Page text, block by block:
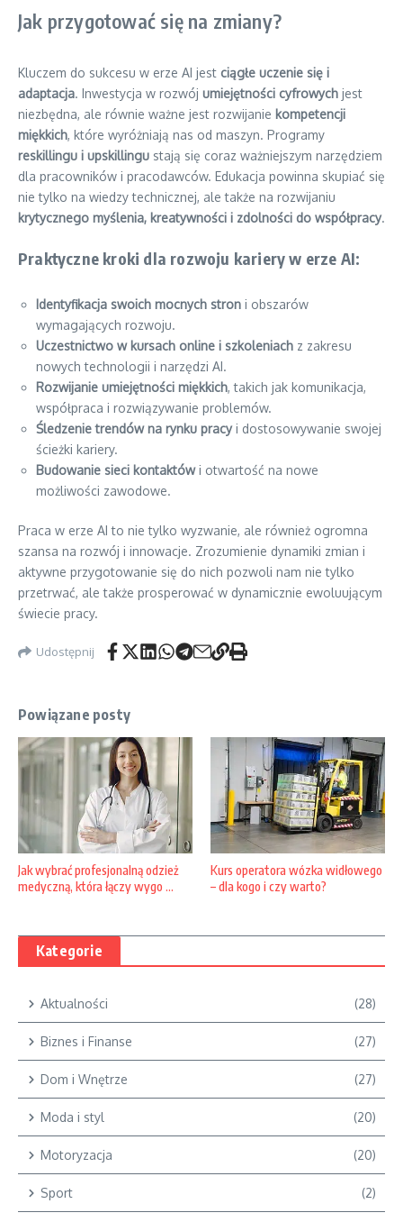
Jak przygotować się na zmiany?
Kluczem do sukcesu w erze AI jest ciągłe uczenie się i
adaptacja. Inwestycja w rozwój umiejętności cyfrowych jest
niezbędna, ale równie ważne jest rozwijanie kompetencji
miękkich, które wyróżniają nas od maszyn. Programy
reskillingu i upskillingu stają się coraz ważniejszym narzędziem
dla pracowników i pracodawców. Edukacja powinna skupiać się
nie tylko na wiedzy technicznej, ale także na rozwijaniu
krytycznego myślenia, kreatywności i zdolności do współpracy.
Praktyczne kroki dla rozwoju kariery w erze AI:
Identyfikacja swoich mocnych stron i obszarów
wymagających rozwoju.
Uczestnictwo w kursach online i szkoleniach z zakresu
nowych technologii i narzędzi AI.
Rozwijanie umiejętności miękkich, takich jak komunikacja,
współpraca i rozwiązywanie problemów.
Śledzenie trendów na rynku pracyi dostosowywanie swojej
ścieżki kariery.
Budowanie sieci kontaktówi otwartość na nowe
możliwości zawodowe.
Praca w erze AI to nie tylko wyzwanie, ale również ogromna
szansa na rozwój i innowacje. Zrozumienie dynamiki zmian i
aktywne przygotowanie się do nich pozwoli nam nie tylko
przetrwać, ale także prosperować w dynamicznie ewoluującym
świecie pracy.
Udostępnij
Powiązane posty
Jak wybrać profesjonalną odzież
medyczną, która łączy wygo ...
Kurs operatora wózka widłowego
– dla kogo i czy warto?
Kategorie
Aktualności (28)
Biznes i Finanse (27)
Dom i Wnętrze (27)
Moda i styl (20)
Motoryzacja (20)
Sport (2)